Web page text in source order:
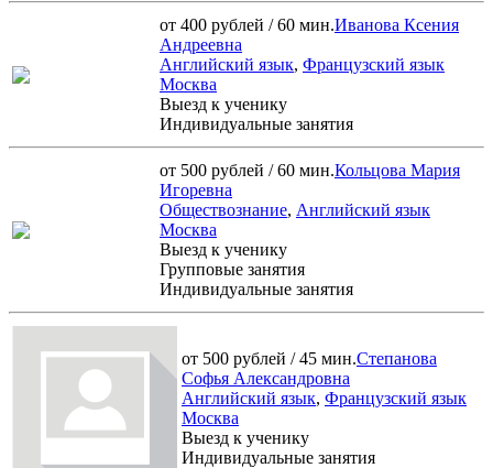
от 400 рублей / 60 мин.Иванова Ксения
Андреевна
Английский язык, Французский язык
Москва
Выезд к ученику
Индивидуальные занятия
от 500 рублей / 60 мин.Кольцова Мария
Игоревна
Обществознание, Английский язык
Москва
Выезд к ученику
Групповые занятия
Индивидуальные занятия
от 500 рублей / 45 мин.Степанова
Софья Александровна
Английский язык, Французский язык
Москва
Выезд к ученику
Индивидуальные занятия